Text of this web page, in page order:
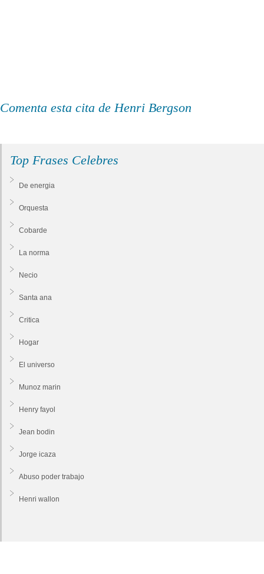
Comenta esta cita de Henri Bergson
Top Frases Celebres
De energia
Orquesta
Cobarde
La norma
Necio
Santa ana
Critica
Hogar
El universo
Munoz marin
Henry fayol
Jean bodin
Jorge icaza
Abuso poder trabajo
Henri wallon